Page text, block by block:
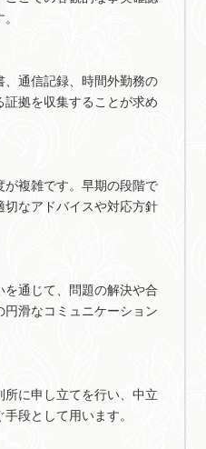
、通信記録、時間外勤務の
拠を収集することが求め
複雑です。早期の段階で
なアドバイスや対応方針
通じて、問題の解決や合
滑なコミュニケーション
に申し立てを行い、中立
段として用います。